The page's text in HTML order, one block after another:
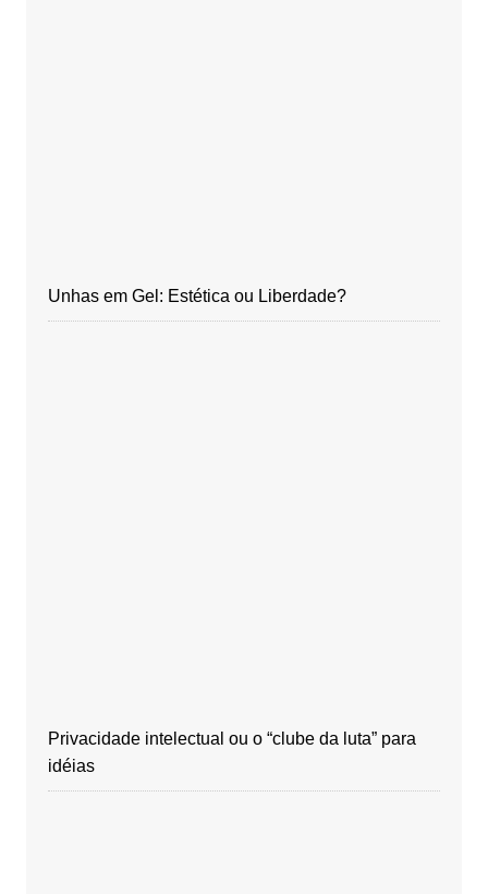
Unhas em Gel: Estética ou Liberdade?
Privacidade intelectual ou o “clube da luta” para
idéias